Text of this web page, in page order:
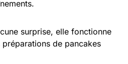
surprise, elle fonctionne
de pancakes